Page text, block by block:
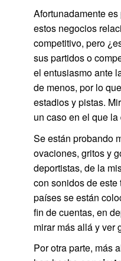
Afortunadamente
estos negocios
competitivo, pero
sus partidos o
el entusiasmo ante
de menos, por lo
estadios y pistas.
un caso en el que
Se están probando
ovaciones, gritos y
deportistas, de la
con sonidos de
países se están
fin de cuentas, en
mirar más allá y ver
Por otra parte, más